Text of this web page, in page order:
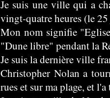
Je suis une ville qui a
vingt-quatre heures (le
Mon nom signifie
"Dune libre" pendant la
Je suis la dernière ville
Christopher Nolan a
rues et sur ma plage, et